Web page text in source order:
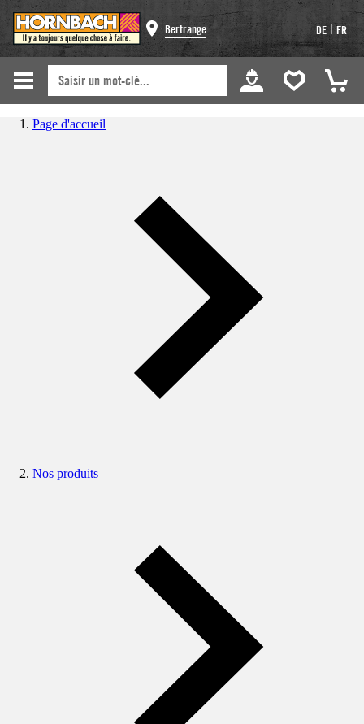
Bertrange DE | FR
Page d'accueil
Nos produits